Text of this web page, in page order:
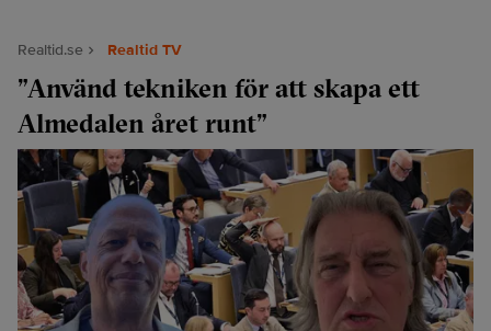
Realtid.se Realtid TV
”Använd tekniken för att skapa ett
Almedalen året runt”